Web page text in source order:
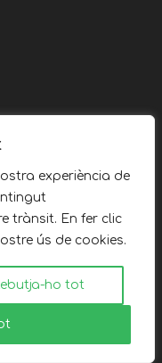
experiència de
trànsit. En fer clic
ús de cookies.
ho tot